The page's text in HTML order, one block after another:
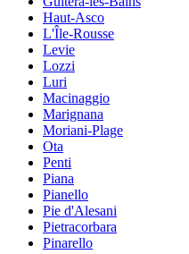
Haut-Asco
L'Île-Rousse
Levie
Lozzi
Luri
Macinaggio
Marignana
Moriani-Plage
Ota
Penti
Piana
Pianello
Pie d'Alesani
Pietracorbara
Pinarello